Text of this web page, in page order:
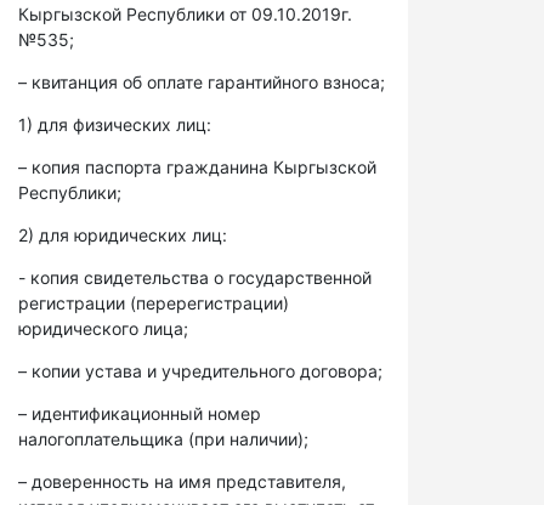
Кыргызской Республики от 09.10.2019г.
№535;
– квитанция об оплате гарантийного взноса;
1) для физических лиц:
– копия паспорта гражданина Кыргызской
Республики;
2) для юридических лиц:
- копия свидетельства о государственной
регистрации (перерегистрации)
юридического лица;
– копии устава и учредительного договора;
– идентификационный номер
налогоплательщика (при наличии);
– доверенность на имя представителя,